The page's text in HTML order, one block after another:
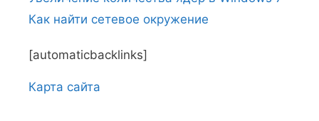
Как найти сетевое окружение
[automaticbacklinks]
Карта сайтa